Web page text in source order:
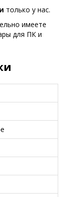
только у нас.
имеете
для ПК и